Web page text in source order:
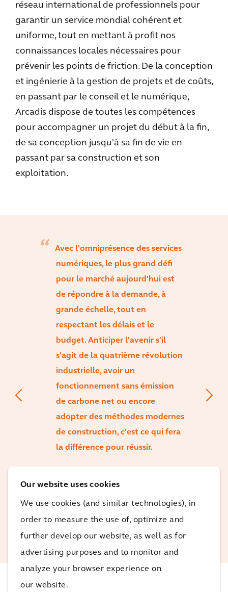
Our website uses cookies
We use cookies (and similar technologies), in
order to measure the use of, optimize and
further develop our website, as well as for
advertising purposes and to monitor and
analyze your browser experience on
our website.
réseau international de professionnels pour
garantir un service mondial cohérent et
uniforme, tout en mettant à profit nos
connaissances locales nécessaires pour
prévenir les points de friction. De la conception
et ingénierie à la gestion de projets et de coûts,
en passant par le conseil et le numérique,
Arcadis dispose de toutes les compétences
pour accompagner un projet du début à la fin,
de sa conception jusqu'à sa fin de vie en
passant par sa construction et son
exploitation.
Avec l'omniprésence des services
numériques, le plus grand défi
pour le marché aujourd'hui est
de répondre à la demande, à
grande échelle, tout en
respectant les délais et le
budget. Anticiper l'avenir s'il
s'agit de la quatrième révolution
industrielle, avoir un
fonctionnement sans émission
de carbone net ou encore
adopter des méthodes modernes
de construction, c'est ce qui fera
la différence pour réussir.
Martijn
Karrenbeld
marché mondial -
Technologies